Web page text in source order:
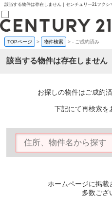
該当する物件は存在しません｜センチュリー21フクシ
売買部
0120-800-844
賃貸部
会員メニュー
物件を探す
購入TOP
条件から探す
住宅ローン控除シミュレータ
TOPページ > 物件検索 >- ご成約済み
該当する物件は存在しません
お探しの物件はご成約
下記にて再検索を
ホームページに掲載
多数ござ